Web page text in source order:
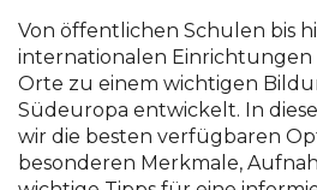
Von öffentlichen Schulen bis
internationalen Einrichtungen
Orte zu einem wichtigen
Südeuropa entwickelt. In
wir die besten verfügbaren
besonderen Merkmale,